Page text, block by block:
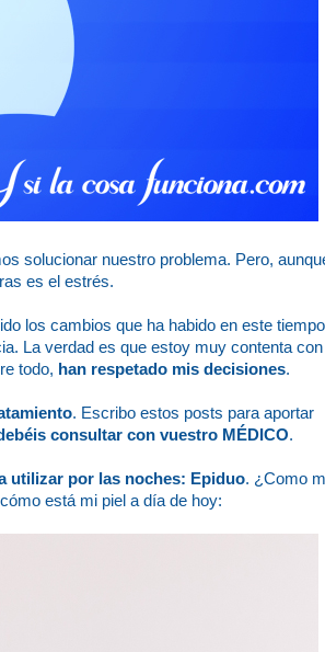
solucionar nuestro problema. Pero,
es el estrés.
los cambios que ha habido en este
La verdad es que estoy muy contenta con
todo, han respetado mis decisiones.
. Escribo estos posts para aportar
consultar con vuestro MÉDICO.
utilizar por las noches: Epiduo. ¿Como
está mi piel a día de hoy: